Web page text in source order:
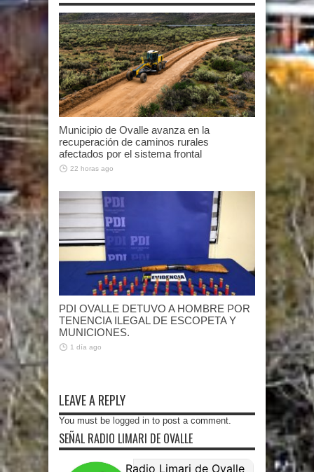
Municipio de Ovalle avanza en la
recuperación de caminos rurales
afectados por el sistema frontal
22 horas ago
PDI OVALLE DETUVO A HOMBRE POR
TENENCIA ILEGAL DE ESCOPETA Y
MUNICIONES.
1 día ago
LEAVE A REPLY
You must be logged in to post a comment.
SEÑAL RADIO LIMARI DE OVALLE